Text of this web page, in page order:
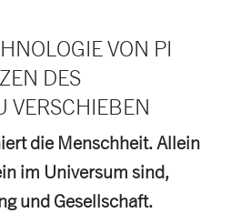
VON PI
DES
VERSCHIEBEN
die Menschheit. Allein
im Universum sind,
und Gesellschaft.